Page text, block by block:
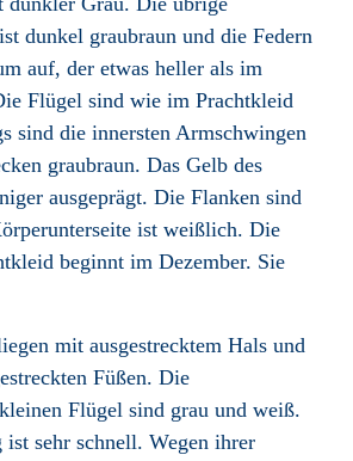
dunkel graubraun und die Federn
auf, der etwas heller als im
Flügel sind wie im Prachtkleid
sind die innersten Armschwingen
graubraun. Das Gelb des
ausgeprägt. Die Flanken sind
ist weißlich. Die
beginnt im Dezember. Sie
mit ausgestrecktem Hals und
Füßen. Die
Flügel sind grau und weiß.
sehr schnell. Wegen ihrer